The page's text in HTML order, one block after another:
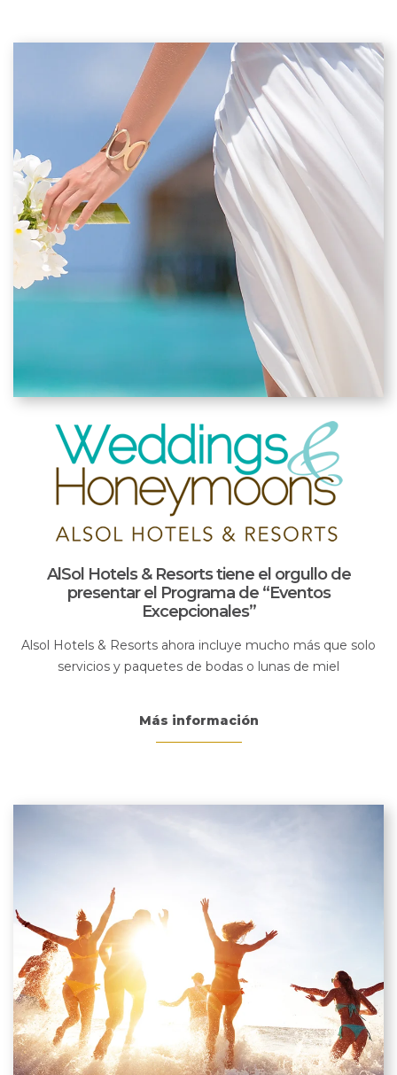
AlSol Hotels & Resorts tiene el orgullo de
presentar el Programa de “Eventos
Excepcionales”
Alsol Hotels & Resorts ahora incluye mucho más que solo
servicios y paquetes de bodas o lunas de miel
Más información